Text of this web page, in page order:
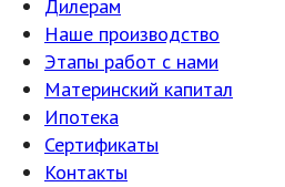
Дилерам
Наше производство
Этапы работ с нами
Материнский капитал
Ипотека
Сертификаты
Контакты